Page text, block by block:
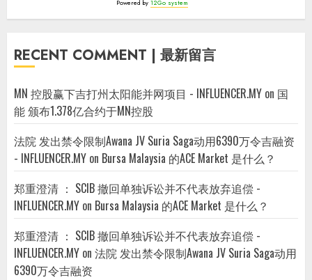
Powered by 12Go system
RECENT COMMENT | 最新留言
MN 控股赢下吉打州太阳能并网项目 - INFLUENCER.MY on 国
能 颁布1.378亿合约于MN控股
法院 发出禁令限制Awana JV Suria Saga动用6390万令吉融资
- INFLUENCER.MY on Bursa Malaysia 的ACE Market 是什么？
郑重澄清 ： SCIB 撤回单独诉讼并不代表放弃追偿 -
INFLUENCER.MY on Bursa Malaysia 的ACE Market 是什么？
郑重澄清 ： SCIB 撤回单独诉讼并不代表放弃追偿 -
INFLUENCER.MY on 法院 发出禁令限制Awana JV Suria Saga动用
6390万令吉融资